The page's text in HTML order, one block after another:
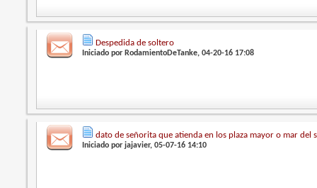
Despedida de soltero
Iniciado por RodamientoDeTanke, 04-20-16 17:08
dato de señorita que atienda en los plaza mayor o mar del
Iniciado porjajavier, 05-07-16 14:10